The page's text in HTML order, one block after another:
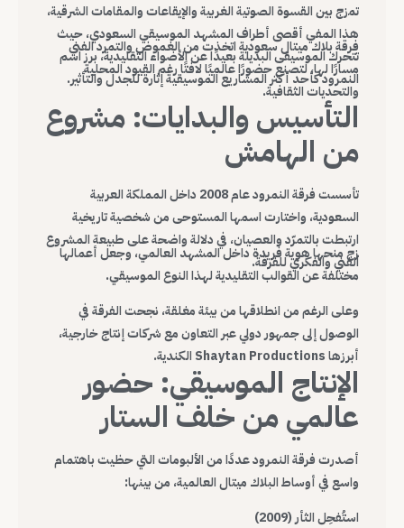
تمزج بين القسوة الصوتية الغربية والإيقاعات والمقامات الشرقية،
هذا المفي أقصى أطراف المشهد الموسيقي السعودي، حيث
تتحرك الموسيقى البديلة بعيدًا عن الأضواء التقليدية، برز اسم
النمرود كأحد أكثر المشاريع الموسيقية إثارة للجدل والتأثير.
فرقة بلاك ميتال سعودية اتخذت من الغموض والتمرد الفني
مسارًا لها، لتصنع حضورًا عالميًا لافتًا رغم القيود المحلية
والتحديات الثقافية.
التأسيس والبدايات: مشروع
من الهامش
تأسست فرقة النمرود عام 2008 داخل المملكة العربية
السعودية، واختارت اسمها المستوحى من شخصية تاريخية
ارتبطت بالتمرّد والعصيان، في دلالة واضحة على طبيعة المشروع
الفني والفكري للفرقة.
زج منحها هوية فريدة داخل المشهد العالمي، وجعل أعمالها
مختلفة عن القوالب التقليدية لهذا النوع الموسيقي.
وعلى الرغم من انطلاقها من بيئة مغلقة، نجحت الفرقة في
الوصول إلى جمهور دولي عبر التعاون مع شركات إنتاج خارجية،
أبرزها Shaytan Productions الكندية.
الإنتاج الموسيقي: حضور
عالمي من خلف الستار
أصدرت فرقة النمرود عددًا من الألبومات التي حظيت باهتمام
واسع في أوساط البلاك ميتال العالمية، من بينها:
استُفحِل الثأر (2009)